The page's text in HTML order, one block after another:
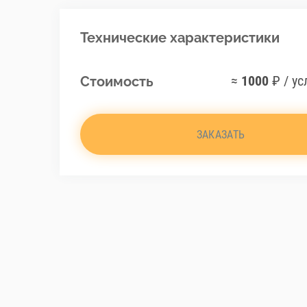
Технические характеристики
Стоимость ≈ 1000 ₽ /
ЗАКАЗАТЬ